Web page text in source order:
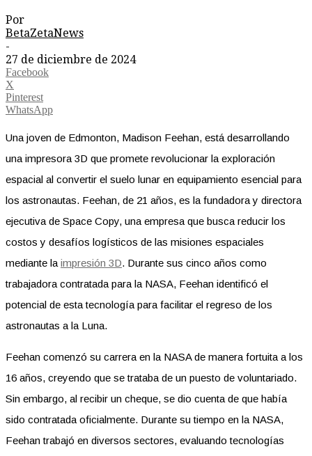
Por
BetaZetaNews
-
27 de diciembre de 2024
Facebook
X
Pinterest
WhatsApp
Una joven de Edmonton, Madison Feehan, está desarrollando
una impresora 3D que promete revolucionar la exploración
espacial al convertir el suelo lunar en equipamiento esencial para
los astronautas. Feehan, de 21 años, es la fundadora y directora
ejecutiva de Space Copy, una empresa que busca reducir los
costos y desafíos logísticos de las misiones espaciales
mediante la impresión 3D. Durante sus cinco años como
trabajadora contratada para la NASA, Feehan identificó el
potencial de esta tecnología para facilitar el regreso de los
astronautas a la Luna.
Feehan comenzó su carrera en la NASA de manera fortuita a los
16 años, creyendo que se trataba de un puesto de voluntariado.
Sin embargo, al recibir un cheque, se dio cuenta de que había
sido contratada oficialmente. Durante su tiempo en la NASA,
Feehan trabajó en diversos sectores, evaluando tecnologías